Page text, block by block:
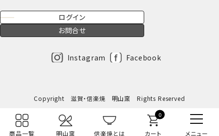
0
ログイン
お問合せ
Instagram Facebook
Copyright 滋賀・信楽焼 明山窯 Rights Reserved